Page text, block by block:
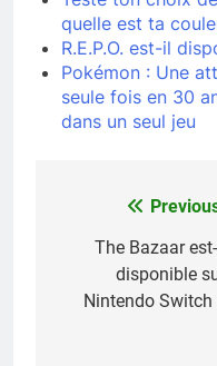
quelle est ta
R.E.P.O. est-il
Pokémon : Une
seule fois en 30
dans un seul jeu
Navigation
l’article
The Bazaar
disponible
Nintendo Switch